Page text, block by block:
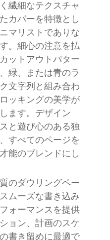
繊細なテクスチャ
カバーを特徴とし
マリストでありな
。細心の注意を払
ットアウトパター
緑、または青のラ
文字列と組み合わ
ッキングの美学が
ます。デザイン
と遊び心のある独
すべてのページを
能のブレンドにし
のダウリングペー
ムーズな書き込み
ォーマンスを提供
ョン、計画のスケ
書き留めに最適で